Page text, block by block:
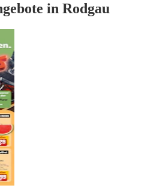
in Rodgau